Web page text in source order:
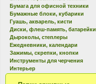
Бумага для офисной техники
Бумажные блоки, кубарики
Гуашь, акварель, кисти
Диски, флеш-память, батарейки
Дыроколы, степлеры
Ежедневники, календари
Зажимы, скрепки, кнопки
Инструменты для черчения
Интерьер